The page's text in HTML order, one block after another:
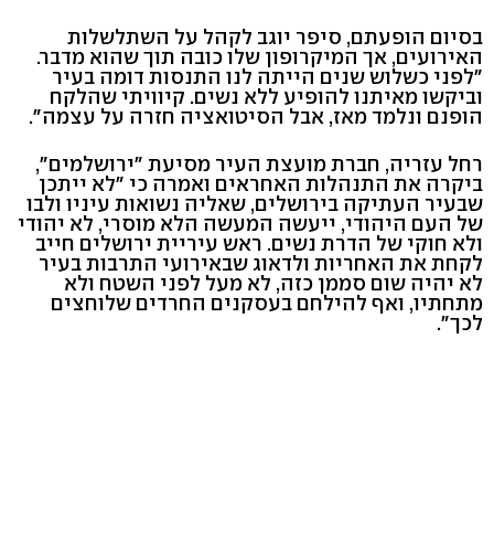
בסיום הופעתם, סיפר יוגב לקהל על השתלשלות
האירועים, אך המיקרופון שלו כובה תוך שהוא מדבר.
"לפני כשלוש שנים הייתה לנו התנסות דומה בעיר
וביקשו מאיתנו להופיע ללא נשים. קיוויתי שהלקח
הופנם ונלמד מאז, אבל הסיטואציה חזרה על עצמה".
רחל עזריה, חברת מועצת העיר מסיעת "ירושלמים",
ביקרה את התנהלות האחראים ואמרה כי "לא ייתכן
שבעיר העתיקה בירושלים, שאליה נשואות עיניו ולבו
של העם היהודי, ייעשה המעשה הלא מוסרי, לא יהודי
ולא חוקי של הדרת נשים. ראש עיריית ירושלים חייב
לקחת את האחריות ולדאוג שבאירועי התרבות בעיר
לא יהיה שום סממן כזה, לא מעל לפני השטח ולא
מתחתיו, ואף להילחם בעסקנים החרדים שלוחצים
לכך".